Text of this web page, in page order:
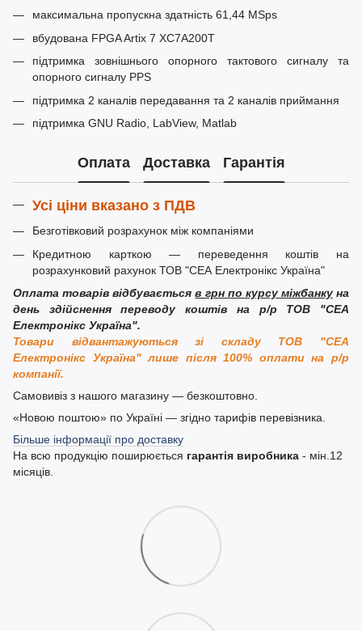
максимальна пропускна здатність 61,44 MSps
вбудована FPGA Artix 7 XC7A200T
підтримка зовнішнього опорного тактового сигналу та
опорного сигналу PPS
підтримка 2 каналів передавання та 2 каналів приймання
підтримка GNU Radio, LabView, Matlab
Оплата Доставка Гарантія
Усі ціни вказано з ПДВ
Безготівковий розрахунок між компаніями
Кредитною карткою — переведення коштів на
розрахунковий рахунок ТОВ "СЕА Електронікс Україна"
Оплата товарів відбуваєтьсяв грн по курсу міжбанкуна
день здійснення переводу коштів на р/р ТОВ "СЕА
Електронікс Україна".
Товари відвантажуються зі складу ТОВ "СЕА
Електронікс Україна" лише після 100% оплати на р/р
компанії.
Самовивіз з нашого магазину — безкоштовно.
«Новою поштою» по Україні — згідно тарифів перевізника.
Більше інформації про доставку
На всю продукцію поширюється гарантія виробника - мін.12
місяців.